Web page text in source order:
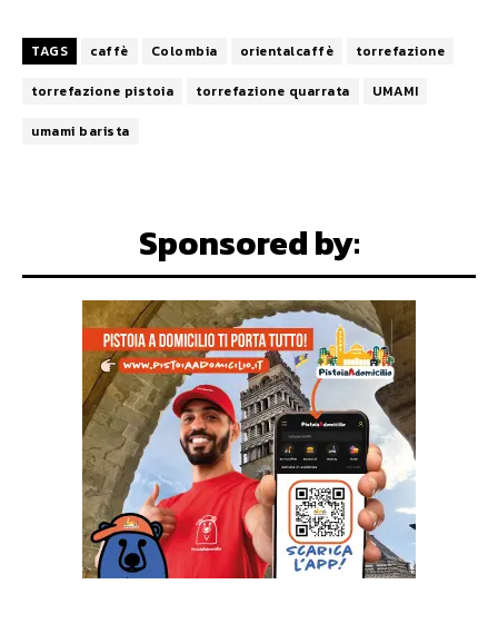
TAGS caffè Colombia orientalcaffè
torrefazione
torrefazione pistoia
torrefazione quarrata
UMAMI
umami barista
Sponsored by: